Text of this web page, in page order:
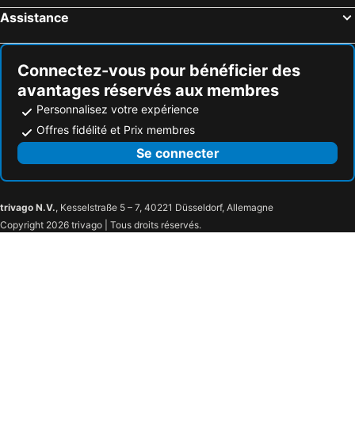
Assistance
Connectez-vous pour bénéficier des
avantages réservés aux membres
Personnalisez votre expérience
Offres fidélité et Prix membres
Se connecter
trivago N.V., Kesselstraße 5 – 7, 40221 Düsseldorf, Allemagne
Copyright 2026 trivago | Tous droits réservés.